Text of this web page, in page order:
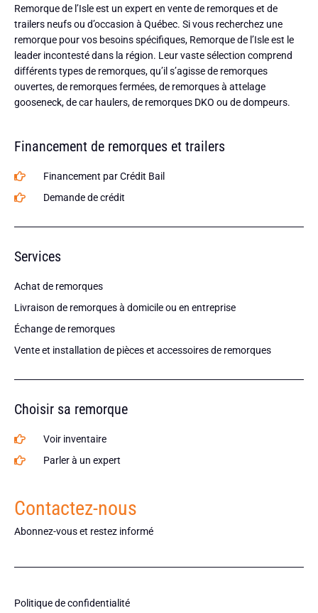
Remorque de l’Isle est un expert en vente de remorques et de
trailers neufs ou d’occasion à Québec. Si vous recherchez une
remorque pour vos besoins spécifiques, Remorque de l’Isle est le
leader incontesté dans la région. Leur vaste sélection comprend
différents types de remorques, qu’il s’agisse de remorques
ouvertes, de remorques fermées, de remorques à attelage
gooseneck, de car haulers, de remorques DKO ou de dompeurs.
Financement de remorques et trailers
Financement par Crédit Bail
Demande de crédit
Services
Achat de remorques
Livraison de remorques à domicile ou en entreprise
Échange de remorques
Vente et installation de pièces et accessoires de remorques
Choisir sa remorque
Voir inventaire
Parler à un expert
Contactez-nous
Abonnez-vous et restez informé
Politique de confidentialité